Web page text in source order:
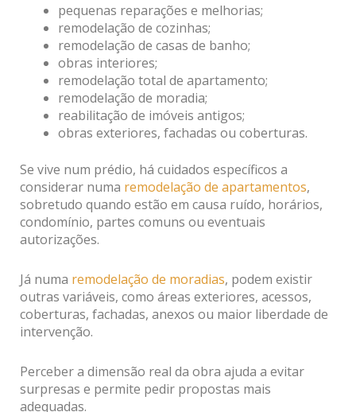
pequenas reparações e melhorias;
remodelação de cozinhas;
remodelação de casas de banho;
obras interiores;
remodelação total de apartamento;
remodelação de moradia;
reabilitação de imóveis antigos;
obras exteriores, fachadas ou coberturas.
Se vive num prédio, há cuidados específicos a
considerar numa remodelação de apartamentos,
sobretudo quando estão em causa ruído, horários,
condomínio, partes comuns ou eventuais
autorizações.
Já numa remodelação de moradias, podem existir
outras variáveis, como áreas exteriores, acessos,
coberturas, fachadas, anexos ou maior liberdade de
intervenção.
Perceber a dimensão real da obra ajuda a evitar
surpresas e permite pedir propostas mais
adequadas.